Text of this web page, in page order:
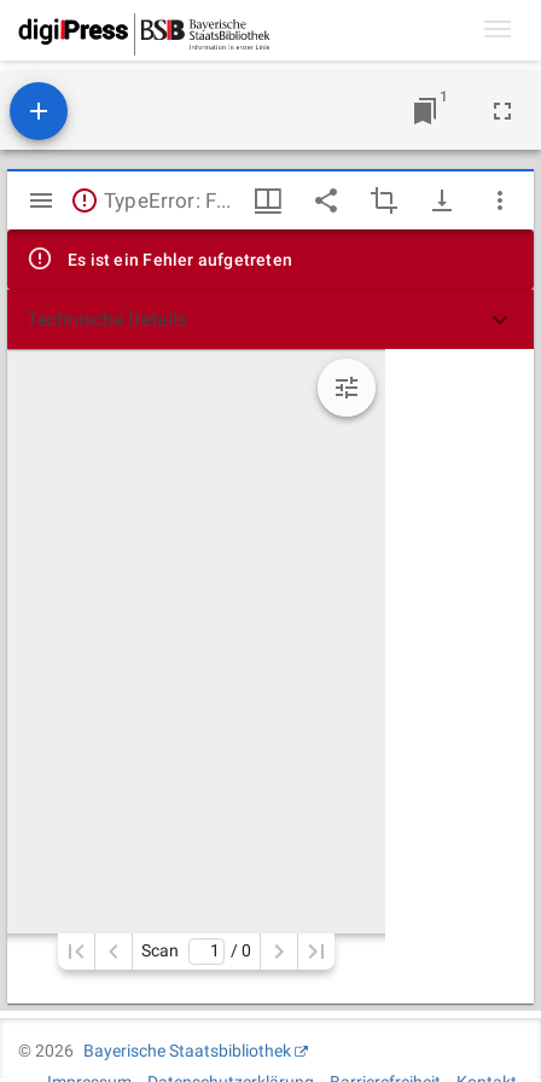
1
Mirador
Viewer
TypeError: Failed to fetch
Es ist ein Fehler aufgetreten
Technische Details
Scan / 0
©2026
Bayerische Staatsbibliothek